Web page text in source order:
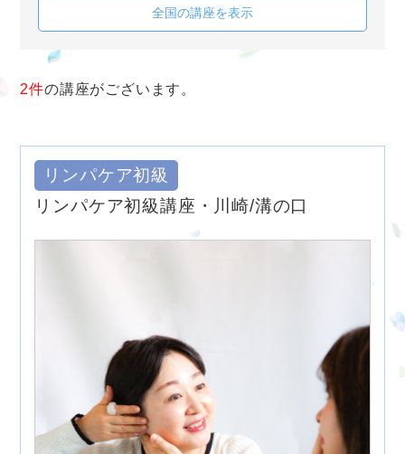
全国の講座を表示
2件の講座がございます。
リンパケア初級
リンパケア初級講座・川崎/溝の口